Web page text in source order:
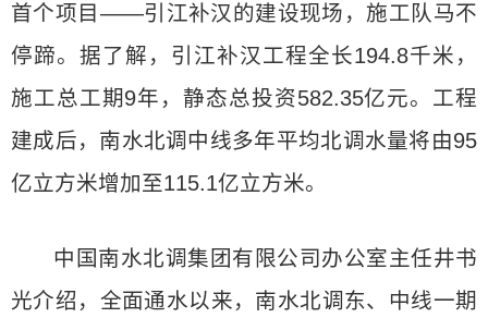
首个项目——引江补汉的建设现场，施工队马不
停蹄。据了解，引江补汉工程全长194.8千米，
施工总工期9年，静态总投资582.35亿元。工程
建成后，南水北调中线多年平均北调水量将由95
亿立方米增加至115.1亿立方米。
中国南水北调集团有限公司办公室主任井书
光介绍，全面通水以来，南水北调东、中线一期